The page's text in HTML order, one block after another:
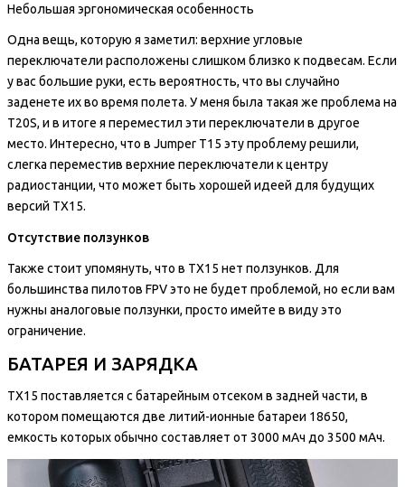
Небольшая эргономическая особенность
Одна вещь, которую я заметил: верхние угловые
переключатели расположены слишком близко к подвесам. Если
у вас большие руки, есть вероятность, что вы случайно
заденете их во время полета. У меня была такая же проблема на
T20S, и в итоге я переместил эти переключатели в другое
место. Интересно, что в Jumper T15 эту проблему решили,
слегка переместив верхние переключатели к центру
радиостанции, что может быть хорошей идеей для будущих
версий TX15.
Отсутствие ползунков
Также стоит упомянуть, что в TX15 нет ползунков. Для
большинства пилотов FPV это не будет проблемой, но если вам
нужны аналоговые ползунки, просто имейте в виду это
ограничение.
БАТАРЕЯ И ЗАРЯДКА
TX15 поставляется с батарейным отсеком в задней части, в
котором помещаются две литий-ионные батареи 18650,
емкость которых обычно составляет от 3000 мАч до 3500 мАч.